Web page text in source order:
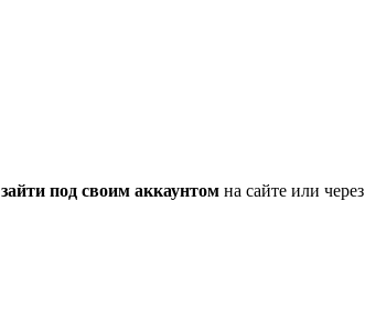
зайти под своим аккаунтом на сайте или через